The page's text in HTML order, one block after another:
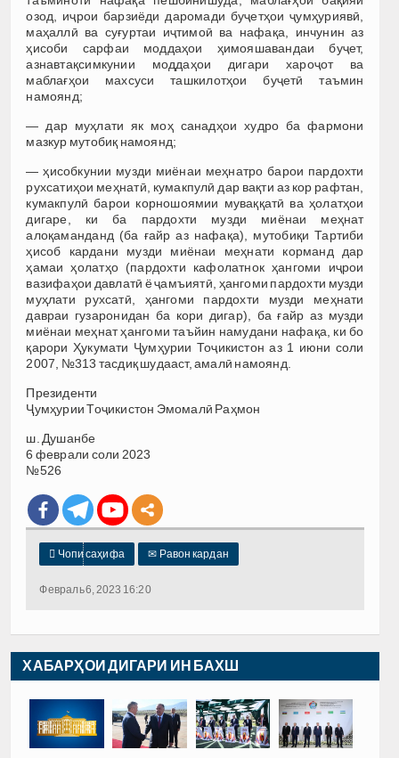
озод, иҷрои барзиёди даромади буҷетҳои ҷумҳуриявӣ,
маҳаллӣ ва суғуртаи иҷтимоӣ ва нафақа, инчунин аз
ҳисоби сарфаи моддаҳои ҳимояшавандаи буҷет,
азнавтақсимкунии моддаҳои дигари хароҷот ва
маблағҳои махсуси ташкилотҳои буҷетӣ таъмин
намоянд;
— дар муҳлати як моҳ санадҳои худро ба фармони
мазкур мутобиқ намоянд;
— ҳисобкунии музди миёнаи меҳнатро барои пардохти
рухсатиҳои меҳнатӣ, кумакпулӣ дар вақти аз кор рафтан,
кумакпулӣ барои корношоямии муваққатӣ ва ҳолатҳои
дигаре, ки ба пардохти музди миёнаи меҳнат
алоқаманданд (ба ғайр аз нафақа), мутобиқи Тартиби
ҳисоб кардани музди миёнаи меҳнати корманд дар
ҳамаи ҳолатҳо (пардохти кафолатнок ҳангоми иҷрои
вазифаҳои давлатӣ ё ҷамъиятӣ, ҳангоми пардохти музди
муҳлати рухсатӣ, ҳангоми пардохти музди меҳнати
давраи гузаронидан ба кори дигар), ба ғайр аз музди
миёнаи меҳнат ҳангоми таъйин намудани нафақа, ки бо
қарори Ҳукумати Ҷумҳурии Тоҷикистон аз 1 июни соли
2007, №313 тасдиқ шудааст, амалӣ намоянд.
Президенти
Ҷумҳурии Тоҷикистон Эмомалӣ Раҳмон
ш. Душанбе
6 феврали соли 2023
№526
 Чопи саҳифа ✉ Равон кардан
Февраль 6, 2023 16:20
ХАБАРҲОИ ДИГАРИ ИН БАХШ